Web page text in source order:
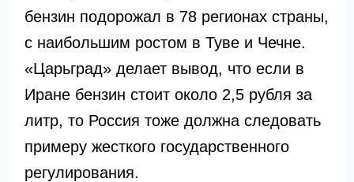
бензин подорожал в 78 регионах страны,
с наибольшим ростом в Туве и Чечне.
«Царьград» делает вывод, что если в
Иране бензин стоит около 2,5 рубля за
литр, то Россия тоже должна следовать
примеру жесткого государственного
регулирования.